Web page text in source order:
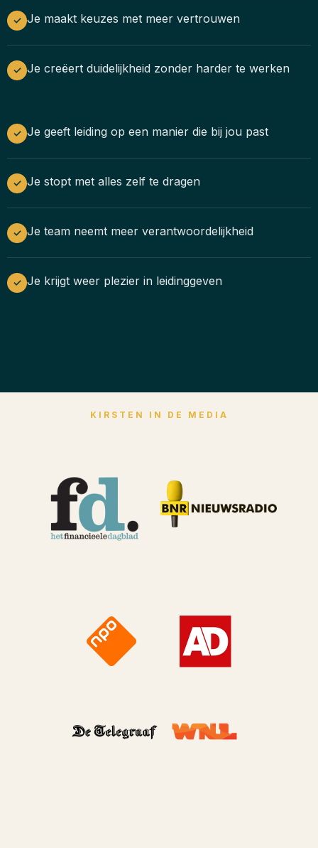
✓ Je maakt keuzes met meer vertrouwen
✓ Je creëert duidelijkheid zonder harder te werken
✓ Je geeft leiding op een manier die bij jou past
✓ Je stopt met alles zelf te dragen
✓ Je team neemt meer verantwoordelijkheid
✓ Je krijgt weer plezier in leidinggeven
KIRSTEN IN DE MEDIA